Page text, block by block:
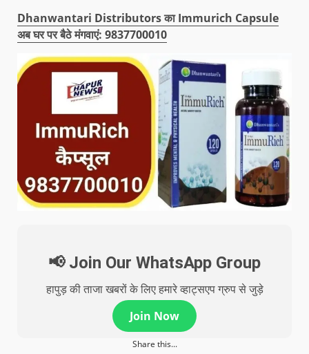
Dhanwantari Distributors का Immurich Capsule
अब घर पर बैठे मंगवाएं: 9837700010
📢 Join Our WhatsApp Group
हापुड़ की ताजा खबरों के लिए हमारे व्हाट्सएप ग्रुप से जुड़े
Join Now
Share this...